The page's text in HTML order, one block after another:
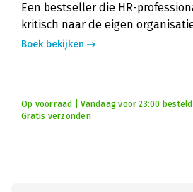
Een bestseller die HR-
kritisch naar de eigen
Boek bekijken
Op voorraad | Vandaag voor 23:00
Gratis verzonden